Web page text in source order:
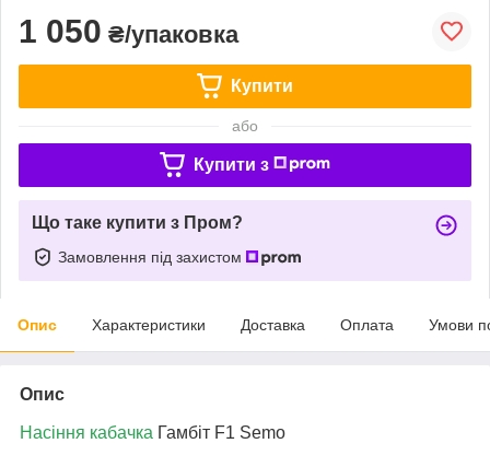
1 050 ₴/упаковка
Купити
або
Купити з
Що таке купити з Пром?
Замовлення під захистом
Опис Характеристики Доставка Оплата Умови
Опис
Насіння кабачка Гамбіт F1 Semo